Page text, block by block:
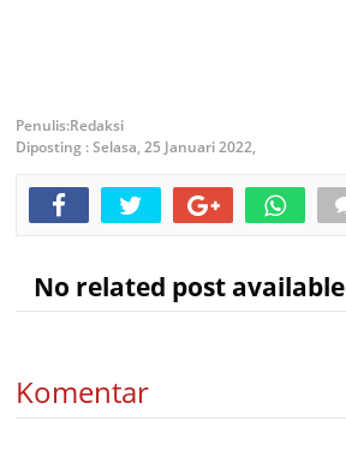
Redaksi
Diposting :Selasa, 25 Januari 2022,
No related post available
Komentar